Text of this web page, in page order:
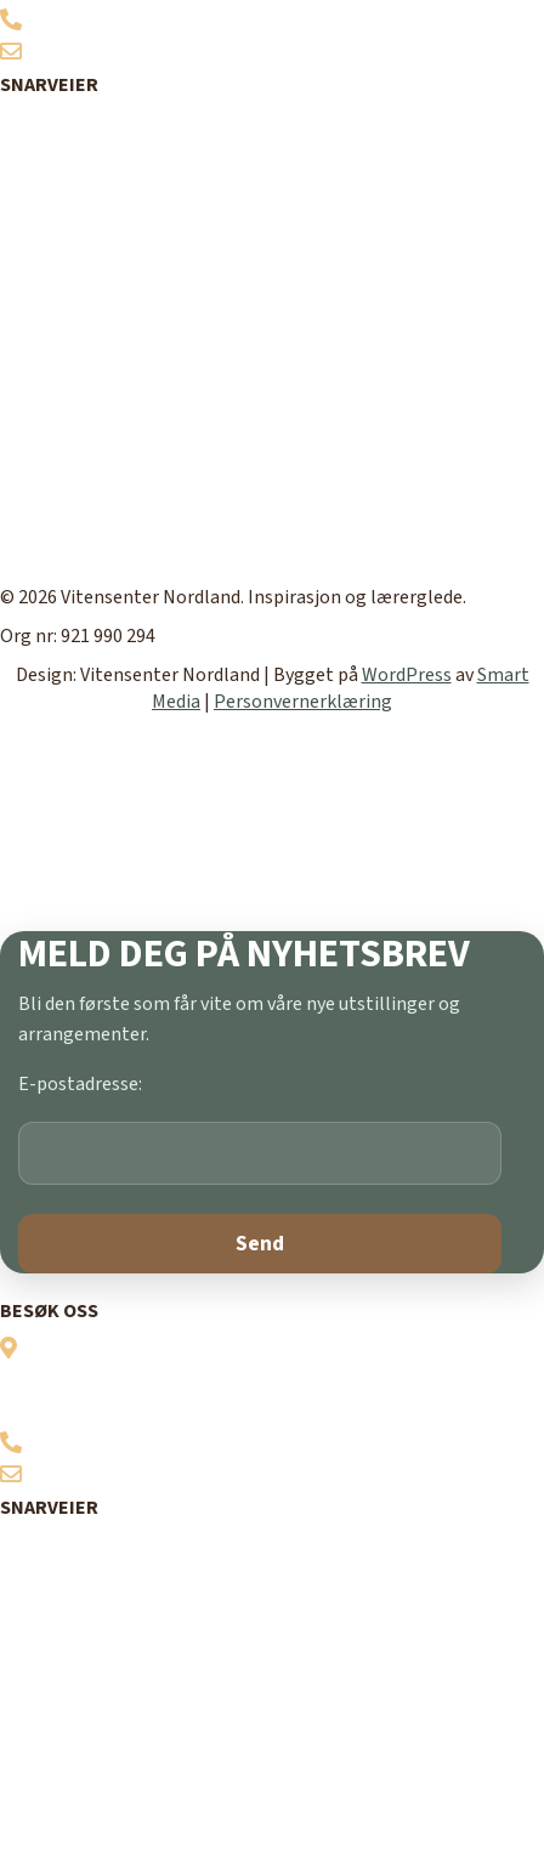
SNARVEIER
© 2026 Vitensenter Nordland. Inspirasjon og lærerglede.
Org nr: 921 990 294
Design: Vitensenter Nordland | Bygget påWordPressavSmart
Media | Personvernerklæring
MELD DEG PÅ NYHETSBREV
Bli den første som får vite om våre nye utstillinger og
arrangementer.
E-postadresse:
BESØK OSS
SNARVEIER